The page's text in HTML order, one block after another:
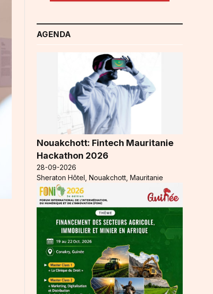
AGENDA
Nouakchott: Fintech Mauritanie
Hackathon 2026
28-09-2026
Sheraton Hôtel, Nouakchott, Mauritanie